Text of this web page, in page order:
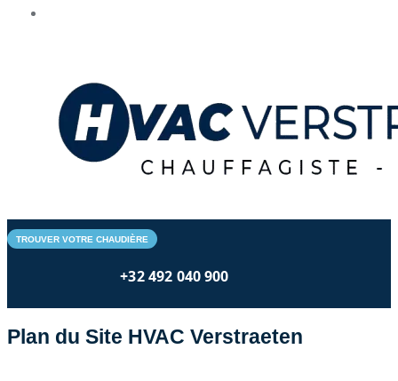
TROUVER VOTRE CHAUDIÈRE
+32 492 040 900
Plan du Site HVAC Verstraeten